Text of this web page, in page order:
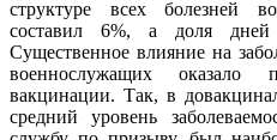
структуре всех болезней
составил 6%, а доля
Существенное влияние на
военнослужащих оказало
вакцинации. Так, в
средний уровень